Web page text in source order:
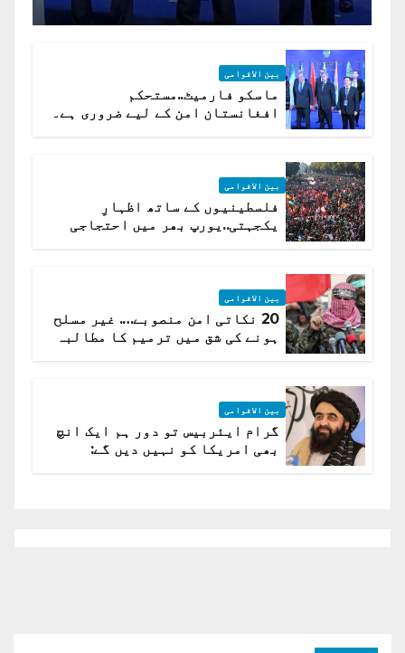
بین الاقوامی
ماسکو فارمیٹ..مستحکم
افغانستان امن کے لیے ضروری ہے۔
بین الاقوامی
فلسطینیوں کے ساتھ اظہارِ
یکجہتی..یورپ بھر میں احتجاجی
بین الاقوامی
20 نکاتی امن منصوبے…. غیر مسلح
ہونے کی شق میں ترمیم کا مطالبہ
بین الاقوامی
گرام ایئربیس تو دور ہم ایک انچ
بھی امریکا کو نہیں دیں گے: